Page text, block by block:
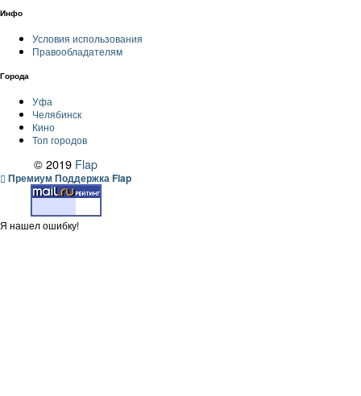
Инфо
Условия использования
Правообладателям
Города
Уфа
Челябинск
Кино
Топ городов
© 2019 Flap
Премиум Поддержка Flap
Я нашел ошибку!